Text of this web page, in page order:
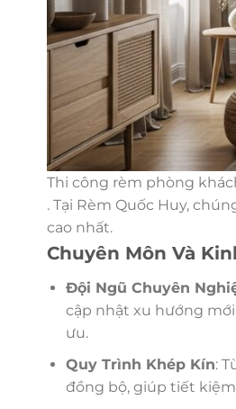
Thi công rèm phòng
. Tại Rèm Quốc Huy,
cao nhất.
Chuyên Môn Và
Đội Ngũ Chuyên
cập nhật xu hướng
ưu.
Quy Trình Khép Kín:
đồng bộ, giúp tiết